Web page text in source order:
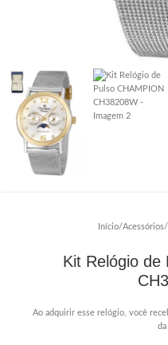
Início/Acessórios/
Kit Relógio de
Ao adquirir esse relógio, você
da